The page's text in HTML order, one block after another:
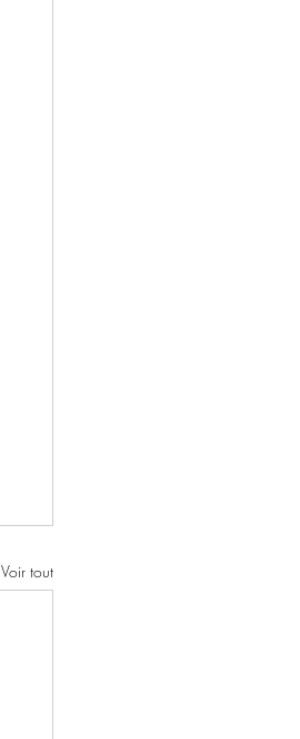
Voir tout